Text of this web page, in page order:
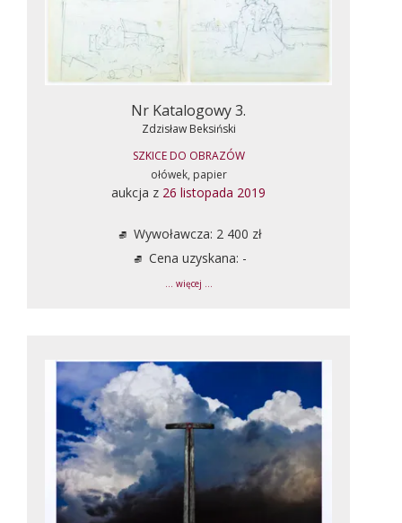
Nr Katalogowy 3.
Zdzisław Beksiński
SZKICE DO OBRAZÓW
ołówek, papier
aukcja z 26 listopada 2019
Wywoławcza: 2 400 zł
Cena uzyskana: -
... więcej ...